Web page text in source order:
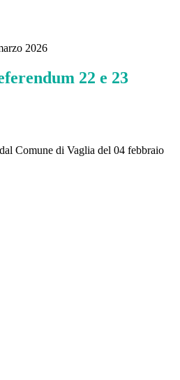
2026
22 e 23
Comune di Vaglia del 04 febbraio